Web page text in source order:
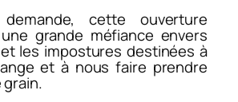
cette ouverture
une grande méfiance envers
les impostures destinées à
et à nous faire prendre
grain.